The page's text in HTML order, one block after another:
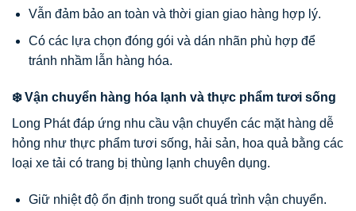
Vẫn đảm bảo an toàn và thời gian giao hàng hợp lý.
Có các lựa chọn đóng gói và dán nhãn phù hợp để
tránh nhầm lẫn hàng hóa.
❄️ Vận chuyển hàng hóa lạnh và thực phẩm tươi sống
Long Phát đáp ứng nhu cầu vận chuyển các mặt hàng dễ
hỏng như thực phẩm tươi sống, hải sản, hoa quả bằng các
loại xe tải có trang bị thùng lạnh chuyên dụng.
Giữ nhiệt độ ổn định trong suốt quá trình vận chuyển.